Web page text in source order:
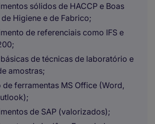
sólidos de HACCP e Boas
Higiene e de Fabrico;
de referenciais como IFS e
de técnicas de laboratório e
amostras;
de ferramentas MS Office (Word,
de SAP (valorizados);